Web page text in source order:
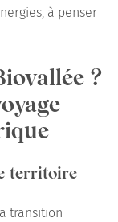
à penser
?
territoire
transition